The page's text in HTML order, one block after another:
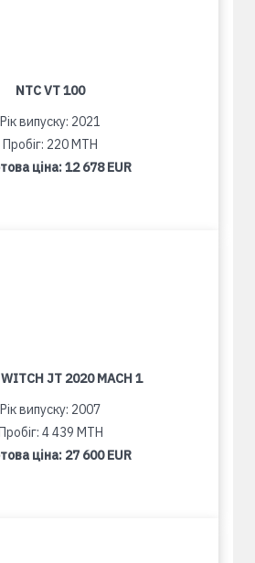
NTC VT 100
Рік випуску: 2021
Пробіг: 220 MTH
ціна:12 678 EUR
JT 2020 MACH 1
Рік випуску: 2007
4 439 MTH
ціна: 27 600 EUR